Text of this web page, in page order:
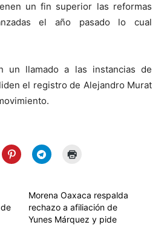
un fin superior las reformas
el año pasado lo cual
un llamado a las instancias de
el registro de Alejandro Murat
Morena Oaxaca respalda
rechazo a afiliación de
Yunes Márquez y pide